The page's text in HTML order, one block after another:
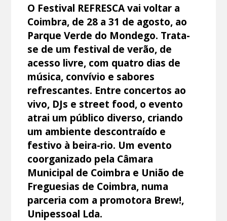
O Festival REFRESCA vai voltar a
Coimbra, de 28 a 31 de agosto, ao
Parque Verde do Mondego. Trata-
se de um festival de verão, de
acesso livre, com quatro dias de
música, convívio e sabores
refrescantes. Entre concertos ao
vivo, DJs e street food, o evento
atrai um público diverso, criando
um ambiente descontraído e
festivo à beira-rio. Um evento
coorganizado pela Câmara
Municipal de Coimbra e União de
Freguesias de Coimbra, numa
parceria com a promotora Brew!,
Unipessoal Lda.